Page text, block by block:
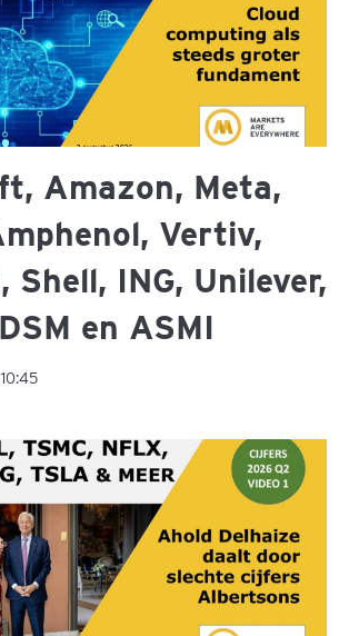
Amazon, Meta,
Vertiv,
Shell, ING, Unilever,
en ASMI